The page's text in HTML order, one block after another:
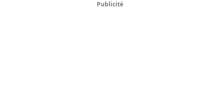
Publicité